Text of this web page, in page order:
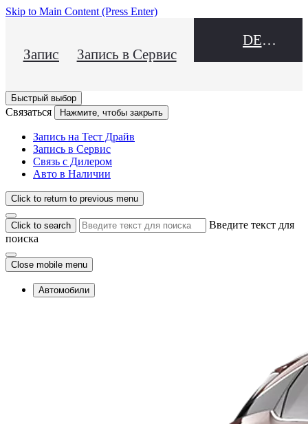
Skip to Main Content (Press Enter)
Запись на Тест Драйв
Запись в Сервис
DEALER NAME
Быстрый выбор
Связаться Нажмите, чтобы закрыть
Запись на Тест Драйв
Запись в Сервис
Связь с Дилером
Авто в Наличии
Click to return to previous menu
Click to search
Введите текст для
поиска
Close mobile menu
Автомобили